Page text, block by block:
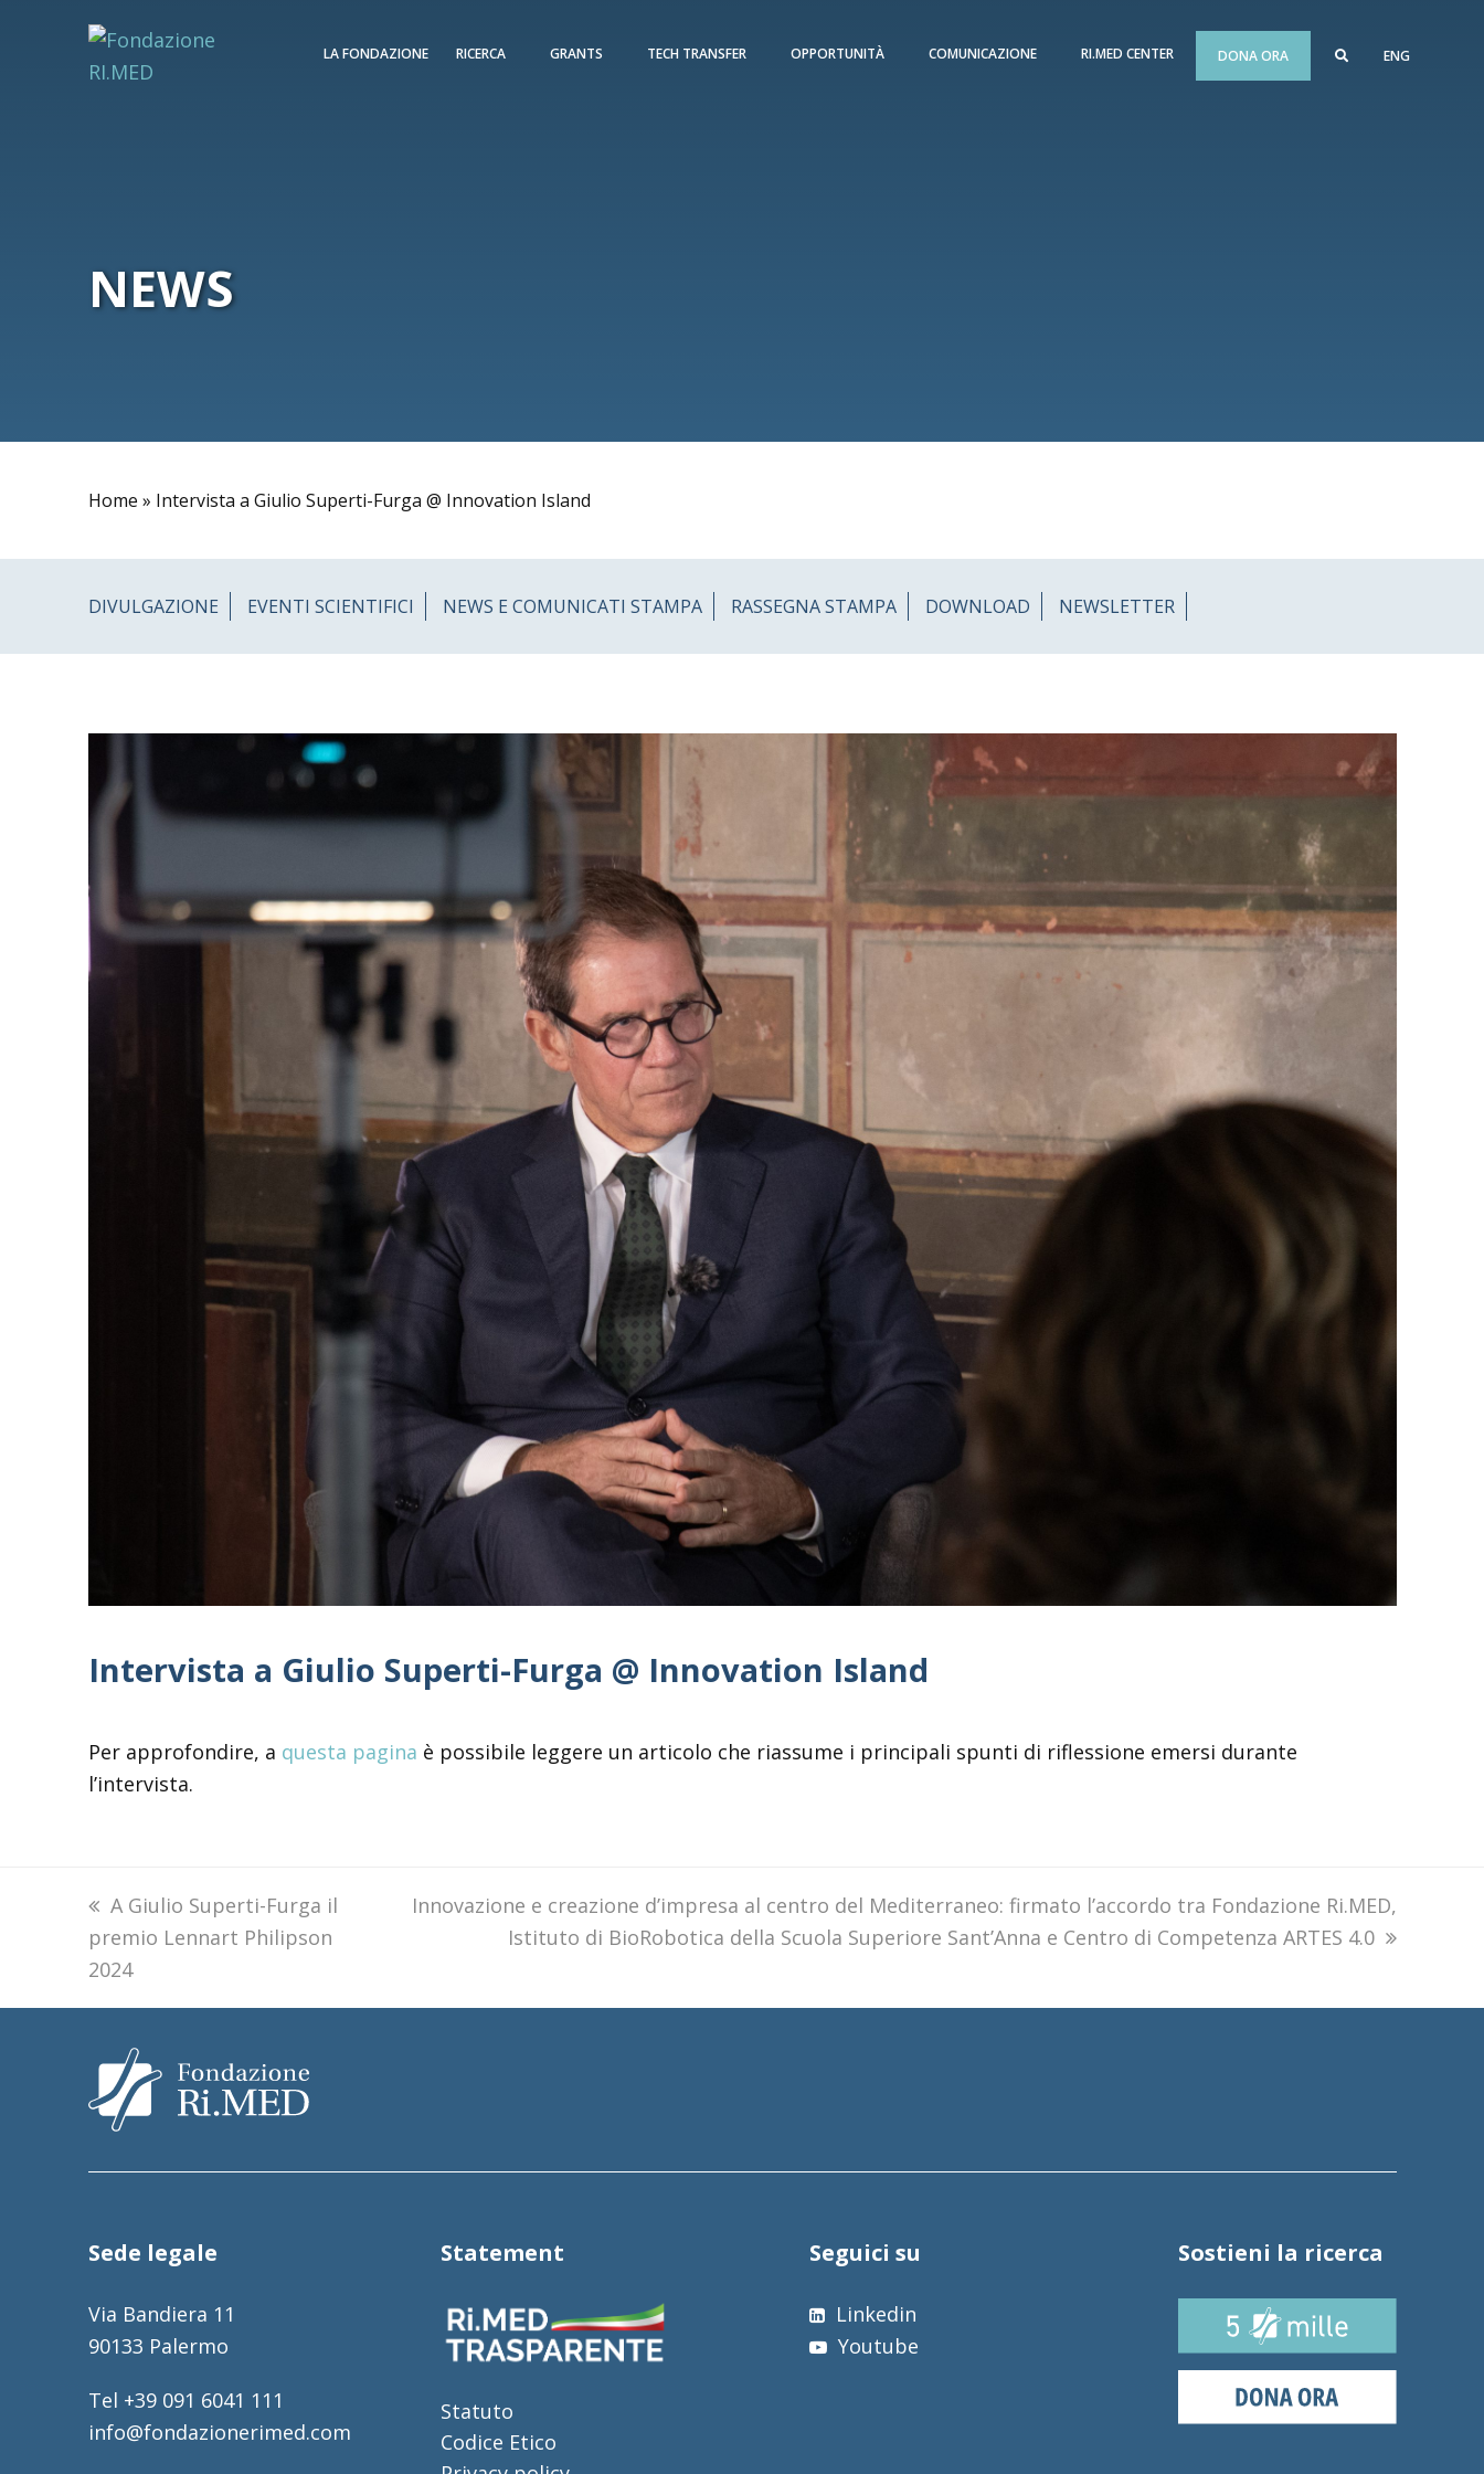
LA FONDAZIONE RICERCA GRANTS TECH TRANSFER OPPORTUNITÀ COMUNICAZIONE RI.MED CENTER DONA ORA ENG
NEWS
Home » Intervista a Giulio Superti-Furga @ Innovation Island
DIVULGAZIONE EVENTI SCIENTIFICI NEWS E COMUNICATI STAMPA RASSEGNA STAMPA DOWNLOAD NEWSLETTER
Intervista a Giulio Superti-Furga @ Innovation Island
Per approfondire, a questa pagina è possibile leggere un articolo che riassume i principali spunti di riflessione emersi durante
l’intervista.
previous
post:
A Giulio Superti-Furga il
premio Lennart Philipson
2024
next
Innovazione e creazione d’impresa al centro del Mediterraneo: firmato l’accordo tra Fondazione Ri.MED,
Istituto di BioRobotica della Scuola Superiore Sant’Anna e Centro di Competenza ARTES 4.0
Sede legale
Via Bandiera 11
90133 Palermo
Tel +39 091 6041 111
info@fondazionerimed.com
Statement
Statuto
Codice Etico
Seguici su
Linkedin
Youtube
Sostieni la ricerca